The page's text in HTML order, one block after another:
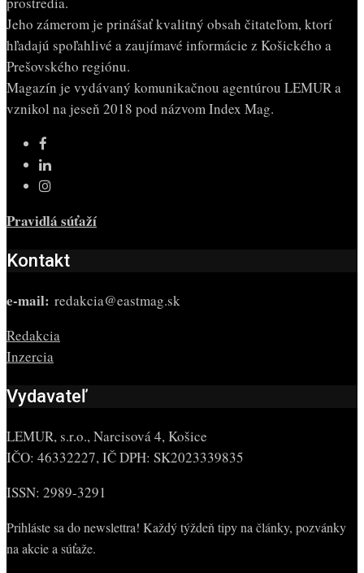
Jeho zámerom je prinášať kvalitný obsah čitateľom, ktorí
hľadajú spoľahlivé a zaujímavé informácie z Košického a
Prešovského regiónu.
Magazín je vydávaný komunikačnou agentúrou LEMUR a
vznikol na jeseň 2018 pod názvom Index Mag.
Pravidlá súťaží
Kontakt
e-mail: redakcia@eastmag.sk
Redakcia
Inzercia
Vydavateľ
LEMUR, s.r.o., Narcisová 4, Košice
IČO: 46332227, IČ DPH: SK2023339835
ISSN: 2989-3291
Prihláste sa do newslettra! Každý týždeň tipy na články, pozvánky
na akcie a súťaže.